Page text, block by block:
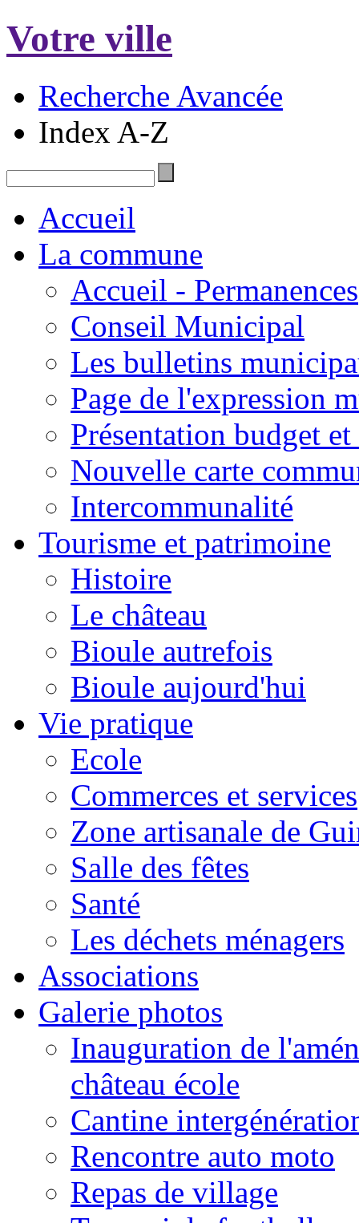
Votre ville
Recherche Avancée
Index A-Z
Accueil
La commune
Accueil - Permanences
Conseil Municipal
Les bulletins
Page de l'expression
Présentation budget
Nouvelle carte
Intercommunalité
Tourisme et patrimoine
Histoire
Le château
Bioule autrefois
Bioule aujourd'hui
Vie pratique
Ecole
Commerces et services
Zone artisanale de
Salle des fêtes
Santé
Les déchets ménagers
Associations
Galerie photos
Inauguration de
château école
Cantine
Rencontre auto moto
Repas de village